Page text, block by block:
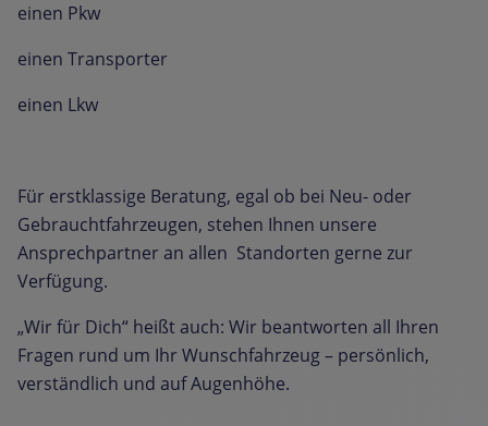
einen Pkw
einen Transporter
einen Lkw
Für erstklassige Beratung, egal ob bei Neu- oder
Gebrauchtfahrzeugen, stehen Ihnen unsere
Ansprechpartner an allen Standorten gerne zur
Verfügung.
„Wir für Dich“ heißt auch: Wir beantworten all Ihren
Fragen rund um Ihr Wunschfahrzeug – persönlich,
verständlich und auf Augenhöhe.